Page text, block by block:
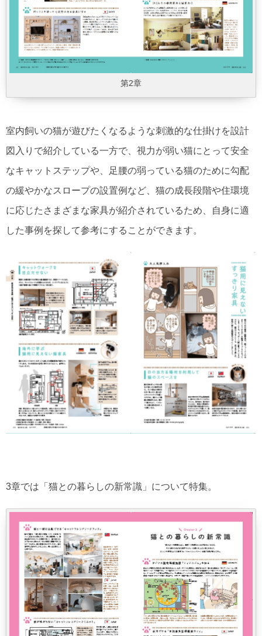
第2章
室内飼いの猫が遊びたくなるような刺激的な仕掛けを設計
図入りで紹介している一方で、視力が弱い猫にとって安全
なキャットステップや、足腰の弱っている猫のために勾配
の緩やかなスロープの設置例など、猫の成長段階や住環境
に応じたさまざまな家具が紹介されているため、自身に適
した事例を探して参考にすることができます。
3章では「猫との暮らしの新常識」について特集。